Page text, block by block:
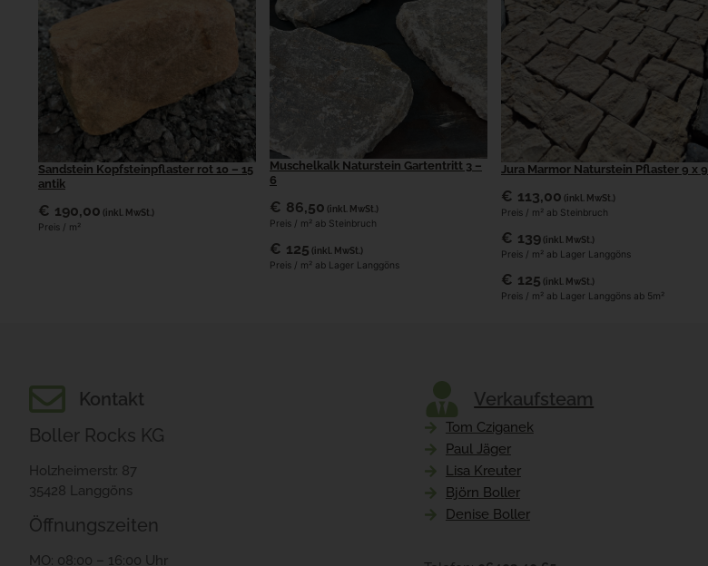
Sandstein Kopfsteinpflaster rot 10 – 15
antik
€ 190,00 (inkl. MwSt.)
Preis / m²
Muschelkalk Naturstein Gartentritt 3 –
6
€ 86,50 (inkl. MwSt.)
Preis / m² ab Steinbruch
€ 125 (inkl. MwSt.)
Preis / m² ab Lager Langgöns
Jura Marmor Naturstein Pflaster 9 x 9
€ 113,00 (inkl. MwSt.)
Preis / m² ab Steinbruch
€ 139(inkl. MwSt.)
Preis / m² ab Lager Langgöns
€ 125 (inkl. MwSt.)
Preis / m² ab Lager Langgöns ab 5m²
Kontakt
Boller Rocks KG
Holzheimerstr. 87
35428 Langgöns
Öffnungszeiten
MO: 08:00 – 16:00 Uhr
Verkaufsteam
Tom Cziganek
Paul Jäger
Lisa Kreuter
Björn Boller
Denise Boller